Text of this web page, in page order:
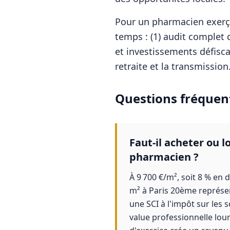
Pour un pharmacien
temps : (1) audit complet
et investissements
retraite et la
Questions
Faut-il acheter ou
pharmacien ?
À 9 700 €/m², soit 8 %
m² à Paris 20ème
une SCI à l'impôt sur les
value professionnelle